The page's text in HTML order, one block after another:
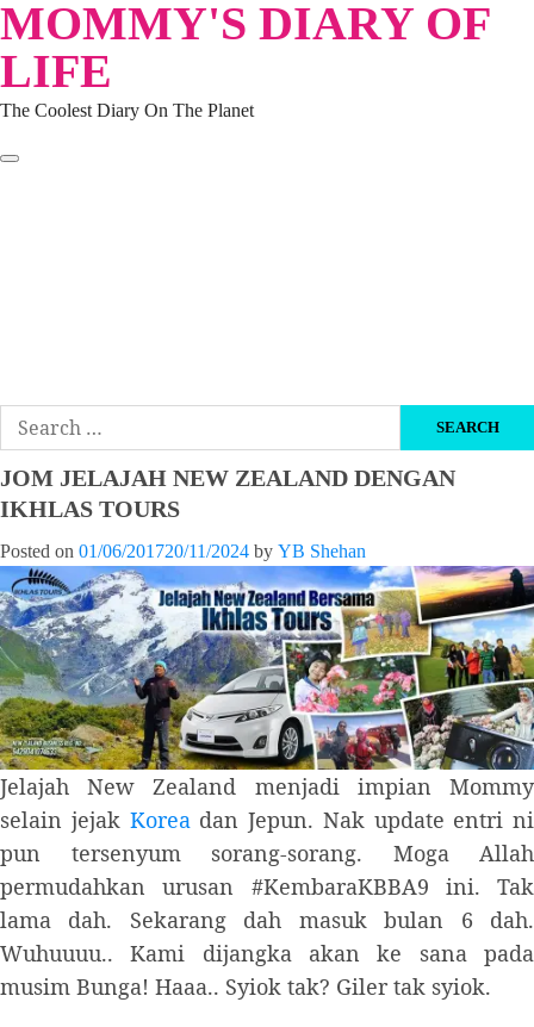
Skip
to
content
MOMMY'S DIARY OF
LIFE
The Coolest Diary On The Planet
Search
for:
JOM JELAJAH NEW ZEALAND DENGAN
IKHLAS TOURS
Posted on 01/06/201720/11/2024 by YB Shehan
Jelajah New Zealand menjadi impian Mommy
selain jejak Koreadan Jepun. Nak update entri ni
pun tersenyum sorang-sorang. Moga Allah
permudahkan urusan #KembaraKBBA9 ini. Tak
lama dah. Sekarang dah masuk bulan 6 dah.
Wuhuuuu.. Kami dijangka akan ke sana pada
musim Bunga! Haaa.. Syiok tak? Giler tak syiok.